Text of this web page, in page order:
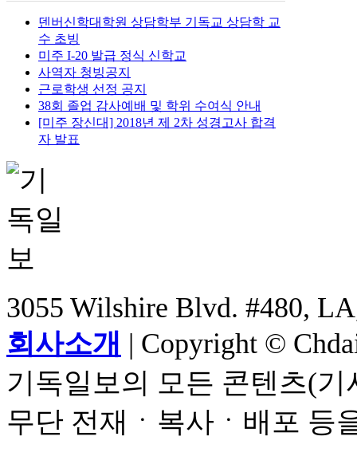
덴버신학대학원 상담학부 기독교 상담학 교
수 초빙
미주 I-20 발급 정식 신학교
사역자 청빙공지
근로학생 선정 공지
38회 졸업 감사예배 및 학위 수여식 안내
[미주 장신대] 2018년 제 2차 성경고사 합격
자 발표
3055 Wilshire Blvd. #480,
회사소개 | Copyright ©
기독일보의 모든 콘텐츠(
무단 전재ㆍ복사ㆍ배포 등